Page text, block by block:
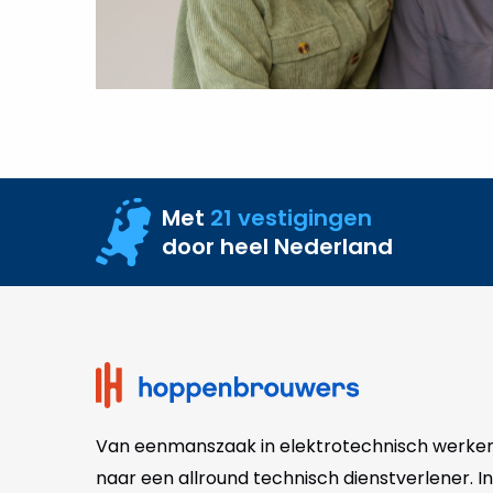
vernieuwbouw
WKZ
op
Met 21 vestigingen
door heel Nederland
Van eenmanszaak in elektrotechnisch
naar een allround technisch dienstverlener. In